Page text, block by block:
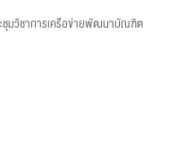
ชุมวิชาการเครือข่ายพัฒนาบัณฑิต